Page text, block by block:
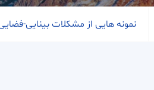
نمونه هایی از مشکلات بینایی-